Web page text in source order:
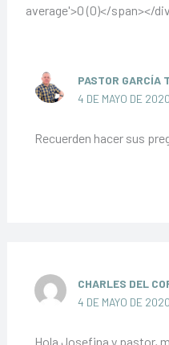
average'>0 (0)</span></
PASTOR GARCÍA
4 DE MAYO DE
Recuerden hacer sus
CHARLES DEL
4 DE MAYO DE
Hola Josefina y pastor,